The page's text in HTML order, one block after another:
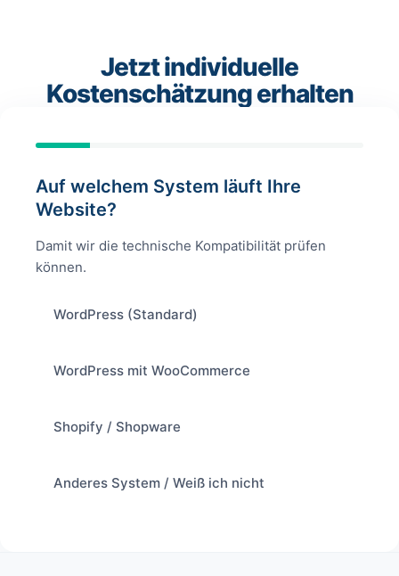
Jetzt individuelle
Kostenschätzung erhalten
Auf welchem System läuft Ihre
Website?
Damit wir die technische Kompatibilität prüfen
können.
WordPress (Standard)
WordPress mit WooCommerce
Shopify / Shopware
Anderes System / Weiß ich nicht